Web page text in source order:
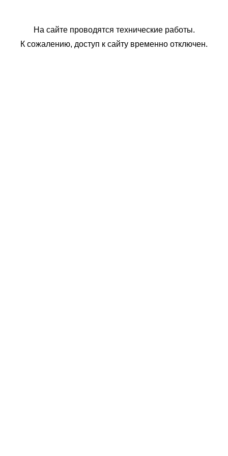
На сайте проводятся технические работы.
К сожалению, доступ к сайту временно отключен.